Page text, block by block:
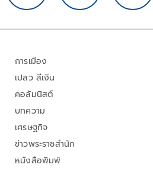
การเมือง
เปลว สีเงิน
คอลัมนิสต์
บทความ
เศรษฐกิจ
ข่าวพระราชสำนัก
หนังสือพิมพ์